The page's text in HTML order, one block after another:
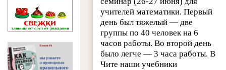
учителей математики. Первый
день был тяжелый — две
группы по 40 человек на 6
часов работы. Во второй день
было легче — 3 часа работы. В
Чите наши учебники